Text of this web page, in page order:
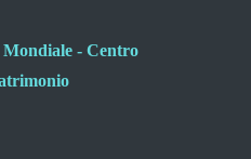
- Centro